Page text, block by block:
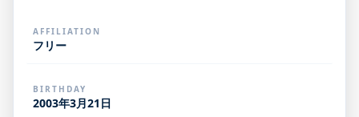
AFFILIATION
フリー
BIRTHDAY
2003年3月21日